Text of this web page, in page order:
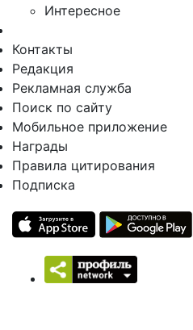
Интересное
Контакты
Редакция
Рекламная служба
Поиск по сайту
Мобильное приложение
Награды
Правила цитирования
Подписка